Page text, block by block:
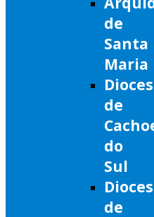
de
Santa
Maria
de
do
Sul
de